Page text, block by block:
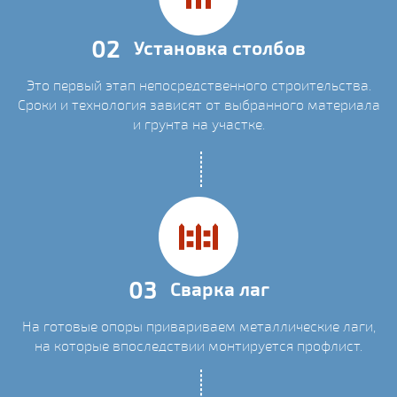
02 Установка столбов
Это первый этап непосредственного строительства.
Сроки и технология зависят от выбранного материала
и грунта на участке.
03 Сварка лаг
На готовые опоры привариваем металлические лаги,
на которые впоследствии монтируется профлист.